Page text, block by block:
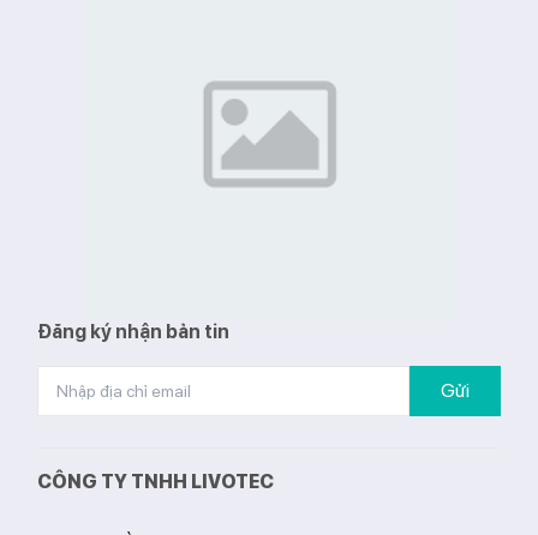
Đăng ký nhận bản tin
Gửi
CÔNG TY TNHH LIVOTEC